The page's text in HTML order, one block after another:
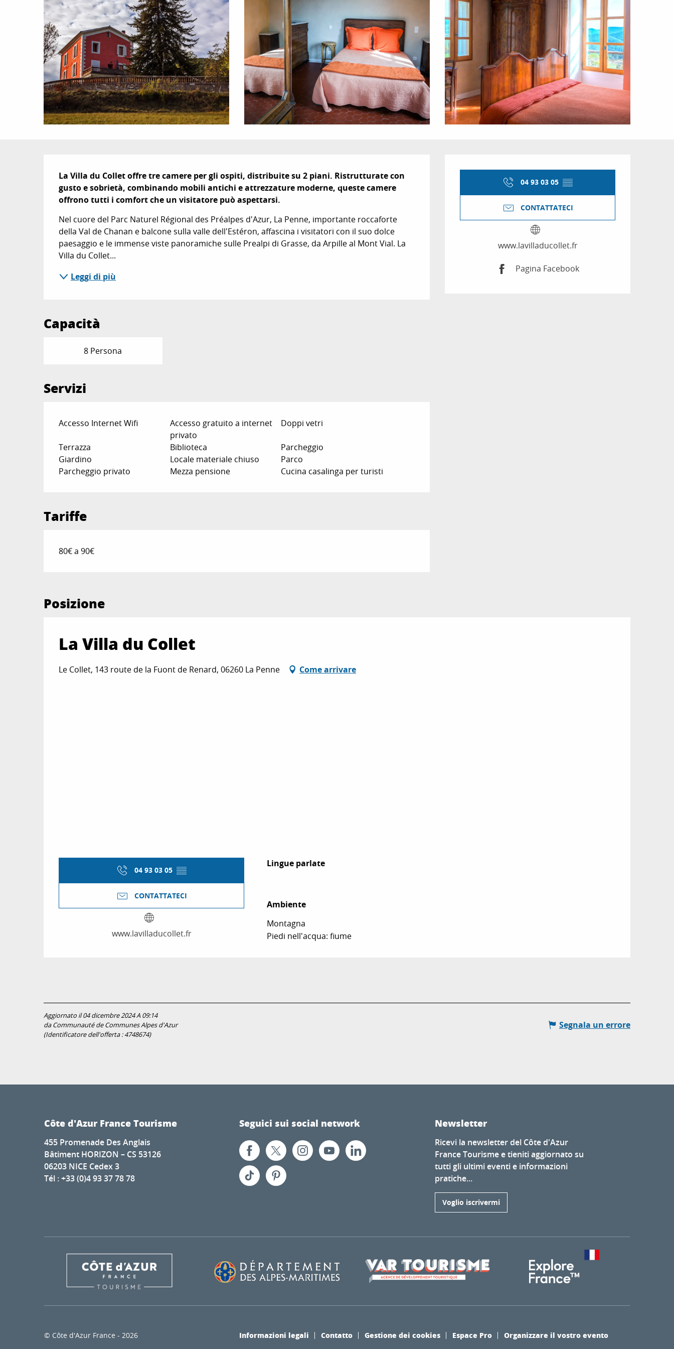
Orari e contatti
04 93 03 05 ▒▒
CONTATTATECI
www.lavilladucollet.fr
Pagina Facebook
Descrizione
La Villa du Collet offre tre camere per gli ospiti, distribuite su 2 piani. Ristrutturate con
gusto e sobrietà, combinando mobili antichi e attrezzature moderne, queste camere
offrono tutti i comfort che un visitatore può aspettarsi.
Nel cuore del Parc Naturel Régional des Préalpes d'Azur, La Penne, importante roccaforte
della Val de Chanan e balcone sulla valle dell'Estéron, affascina i visitatori con il suo dolce
paesaggio e le immense viste panoramiche sulle Prealpi di Grasse, da Arpille al Mont Vial. La
Villa du Collet...
Leggi di più
Capacità
8 Persona
Servizi
Accesso Internet Wifi
Accesso gratuito a internet
privato
Doppi vetri
Terrazza Biblioteca
Parcheggio
Giardino
Locale materiale chiuso
Parco
Parcheggio privato
Mezza pensione Cucina casalinga per turisti
Tariffe
80€ a 90€
Posizione
La Villa du Collet
Le Collet, 143 route de la Fuont de Renard, 06260 La Penne Come arrivare
04 93 03 05 ▒▒
CONTATTATECI
www.lavilladucollet.fr
Lingue parlate
Lingue parlate
Ambiente
Ambiente
Montagna
Piedi nell'acqua: fiume
Aggiornato il 04 dicembre 2024 A 09:14
da Communauté de Communes Alpes d'Azur
(Identificatore dell'offerta :4748674)
Segnala un errore
Côte d'Azur France Tourisme
455 Promenade Des Anglais
Bâtiment HORIZON – CS 53126
06203 NICE Cedex 3
Tél : +33 (0)4 93 37 78 78
Seguici sui social network Newsletter
Ricevi la newsletter del Côte d'Azur
France Tourisme e tieniti aggiornato su
tutti gli ultimi eventi e informazioni
pratiche...
Voglio iscrivermi
© Côte d'Azur France - 2026 Informazioni legali Contatto Gestione dei cookies Espace Pro Organizzare il vostro evento